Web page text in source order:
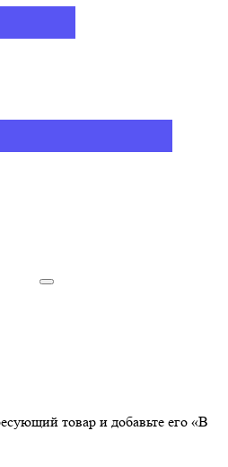
товар и добавьте его «В